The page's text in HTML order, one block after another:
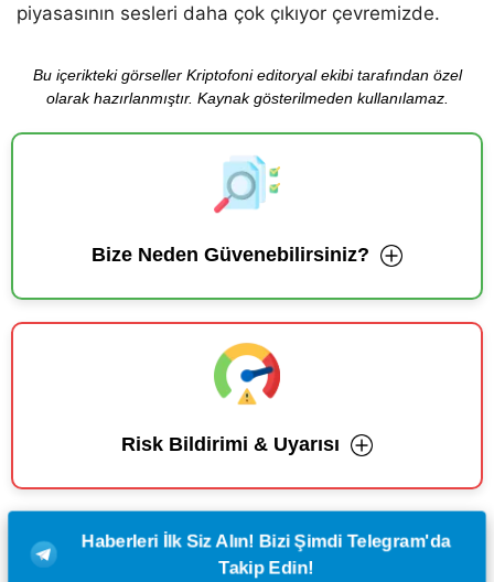
piyasasının sesleri daha çok çıkıyor çevremizde.
Bu içerikteki görseller Kriptofoni editoryal ekibi tarafından özel
olarak hazırlanmıştır. Kaynak gösterilmeden kullanılamaz.
Bize Neden Güvenebilirsiniz?
Risk Bildirimi & Uyarısı
Haberleri İlk Siz Alın! Bizi Şimdi Telegram'da
Takip Edin!